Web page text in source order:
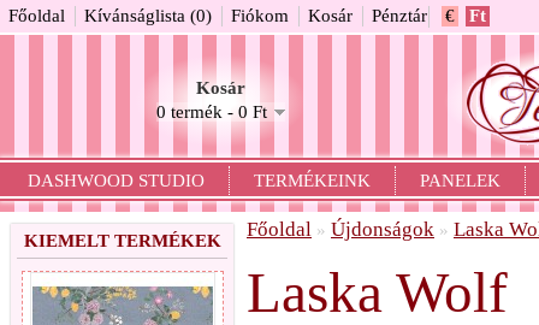
€ Ft
Kosár
0 termék - 0 Ft
Főoldal Kívánságlista (0) Fiókom Kosár Pénztár
DASHWOOD STUDIO TERMÉKEINK PANELEK
KIEMELT TERMÉKEK Főoldal » Újdonságok » Laska
Laska Wolf